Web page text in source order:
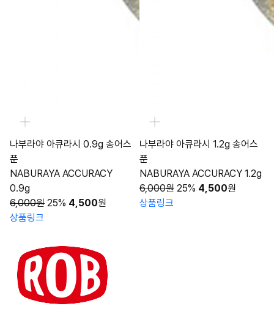
나부라야 아큐라시 0.9g 송어스
푼
NABURAYA ACCURACY
0.9g
6,000원 25% 4,500원
상품링크
나부라야 아큐라시 1.2g 송어스
푼
NABURAYA ACCURACY 1.2g
6,000원 25% 4,500원
상품링크